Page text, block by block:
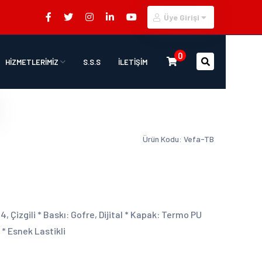
Üye Girişi
HİZMETLERİMİZ S.S.S İLETİŞİM
0
Ürün Kodu: Vefa-TB
Çizgili * Baskı: Gofre, Dijital * Kapak: Termo PU
Esnek Lastikli